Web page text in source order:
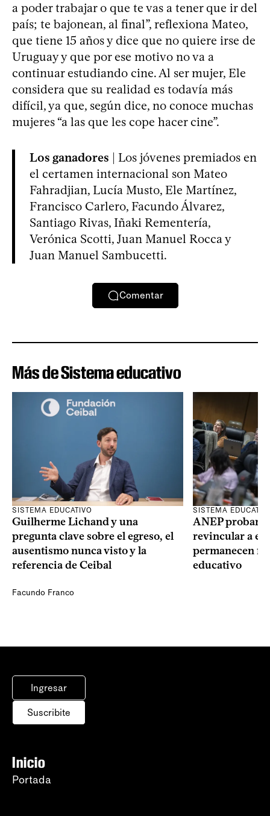
a poder trabajar o que te vas a tener que ir del
país; te bajonean, al final”, reflexiona Mateo,
que tiene 15 años y dice que no quiere irse de
Uruguay y que por ese motivo no va a
continuar estudiando cine. Al ser mujer, Ele
considera que su realidad es todavía más
difícil, ya que, según dice, no conoce muchas
mujeres “a las que les cope hacer cine”.
Los ganadores | Los jóvenes premiados en
el certamen internacional son Mateo
Fahradjian, Lucía Musto, Ele Martínez,
Francisco Carlero, Facundo Álvarez,
Santiago Rivas, Iñaki Rementería,
Verónica Scotti, Juan Manuel Rocca y
Juan Manuel Sambucetti.
Comentar
Más de Sistema educativo
SISTEMA EDUCATIVO
Guilherme Lichand y una
pregunta clave sobre el egreso, el
ausentismo nunca visto y la
referencia de Ceibal
Facundo Franco
SISTEMA
ANEP probará
revincular a
permanecen
educativo
Ingresar
Suscribite
Inicio
Portada